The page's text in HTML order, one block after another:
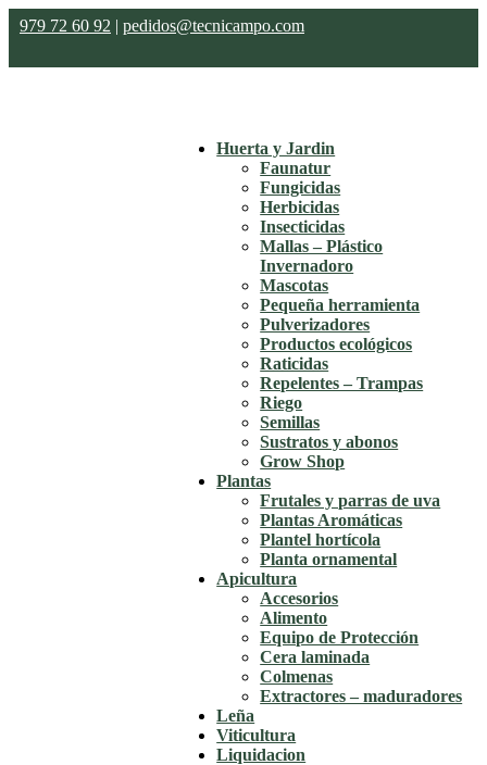
979 72 60 92 | pedidos@tecnicampo.com
Huerta y Jardin
Faunatur
Fungicidas
Herbicidas
Insecticidas
Mallas – Plástico
Invernadoro
Mascotas
Pequeña herramienta
Pulverizadores
Productos ecológicos
Raticidas
Repelentes – Trampas
Riego
Semillas
Sustratos y abonos
Grow Shop
Plantas
Frutales y parras de uva
Plantas Aromáticas
Plantel hortícola
Planta ornamental
Apicultura
Accesorios
Alimento
Equipo de Protección
Cera laminada
Colmenas
Extractores – maduradores
Leña
Viticultura
Liquidacion